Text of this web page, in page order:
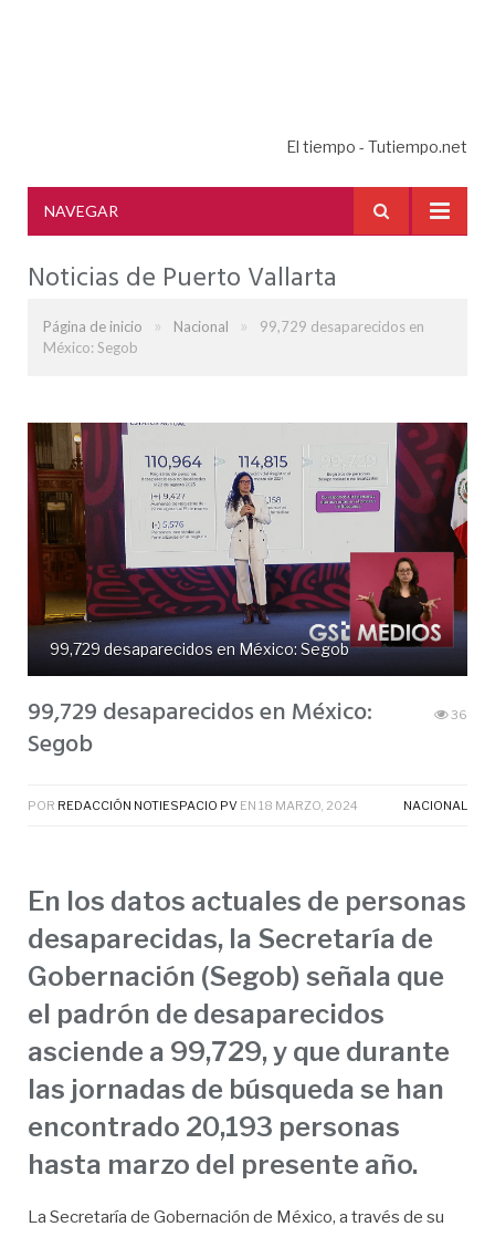
El tiempo - Tutiempo.net
NAVEGAR
Noticias de Puerto Vallarta
Página de inicio » Nacional »
99,729 desaparecidos en
México: Segob
99,729 desaparecidos en México: Segob
99,729 desaparecidos en México:
Segob
36
POR REDACCIÓN NOTIESPACIO PV EN 18 MARZO, 2024 NACIONAL
En los datos actuales de personas
desaparecidas, la Secretaría de
Gobernación (Segob) señala que
el padrón de desaparecidos
asciende a 99,729, y que durante
las jornadas de búsqueda se han
encontrado 20,193 personas
hasta marzo del presente año.
La Secretaría de Gobernación de México, a través de su